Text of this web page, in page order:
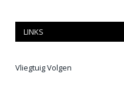
LINKS
Vliegtuig Volgen